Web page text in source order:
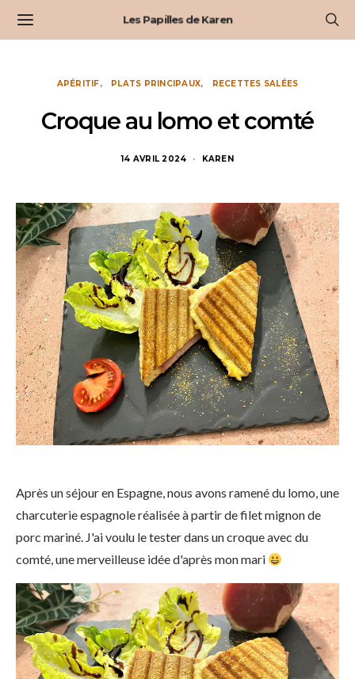
Les Papilles de Karen
APÉRITIF PLATS PRINCIPAUX RECETTES SALÉES
Croque au lomo et comté
14 AVRIL 2024 KAREN
Après un séjour en Espagne, nous avons ramené du lomo, une
charcuterie espagnole réalisée à partir de filet mignon de
porc mariné. J'ai voulu le tester dans un croque avec du
comté, une merveilleuse idée d'après mon mari